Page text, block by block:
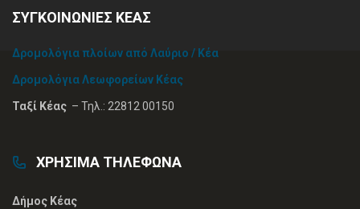
ΣΥΓΚΟΙΝΩΝΙΕΣ ΚΕΑΣ
Δρομολόγια πλοίων από Λαύριο / Κέα
Δρομολόγια Λεωφορείων Κέας
Ταξί Κέας – Τηλ.: 22812 00150
ΧΡΗΣΙΜΑ ΤΗΛΕΦΩΝΑ
Δήμος Κέας